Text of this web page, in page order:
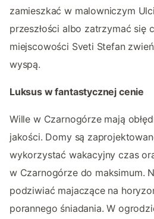
zamieszkać w malowniczym
przeszłości albo zatrzymać się
miejscowości Sveti Stefan
wyspą.
Luksus w fantastycznej cenie
Wille w Czarnogórze mają
jakości. Domy są
wykorzystać wakacyjny czas
w Czarnogórze do maksimum.
podziwiać majaczące na
porannego śniadania. W